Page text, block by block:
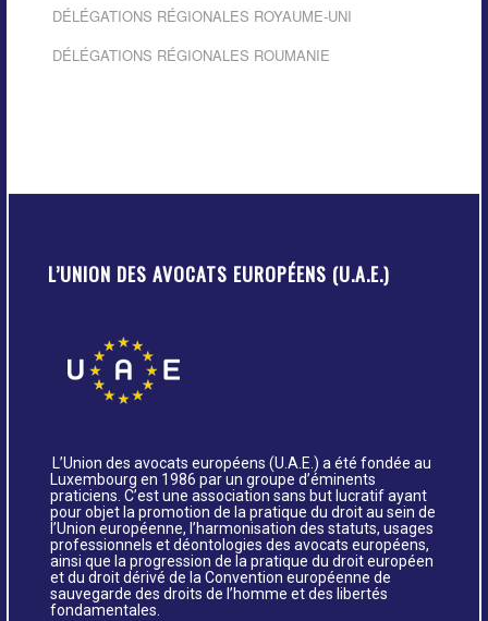
DÉLÉGATIONS RÉGIONALES ROYAUME-UNI
DÉLÉGATIONS RÉGIONALES ROUMANIE
L’UNION DES AVOCATS EUROPÉENS (U.A.E.)
L’Union des avocats européens (U.A.E.) a été fondée au
Luxembourg en 1986 par un groupe d’éminents
praticiens. C’est une association sans but lucratif ayant
pour objet la promotion de la pratique du droit au sein de
l’Union européenne, l’harmonisation des statuts, usages
professionnels et déontologies des avocats européens,
ainsi que la progression de la pratique du droit européen
et du droit dérivé de la Convention européenne de
sauvegarde des droits de l’homme et des libertés
fondamentales.